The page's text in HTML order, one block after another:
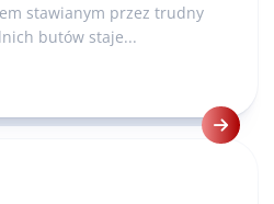
stawianym przez trudny
butów staje...